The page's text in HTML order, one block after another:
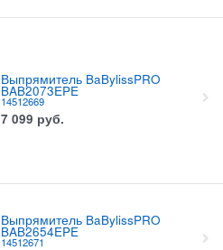
Выпрямитель BaBylissPRO
BAB2073EPE
14512669
7 099 руб.
Выпрямитель BaBylissPRO
BAB2654EPE
14512671